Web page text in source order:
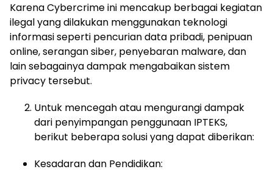
Karena Cybercrime ini mencakup berbagai kegiatan
ilegal yang dilakukan menggunakan teknologi
informasi seperti pencurian data pribadi, penipuan
online, serangan siber, penyebaran malware, dan
lain sebagainya dampak mengabaikan sistem
privacy tersebut.
Untuk mencegah atau mengurangi dampak
dari penyimpangan penggunaan IPTEKS,
berikut beberapa solusi yang dapat diberikan:
Kesadaran dan Pendidikan: